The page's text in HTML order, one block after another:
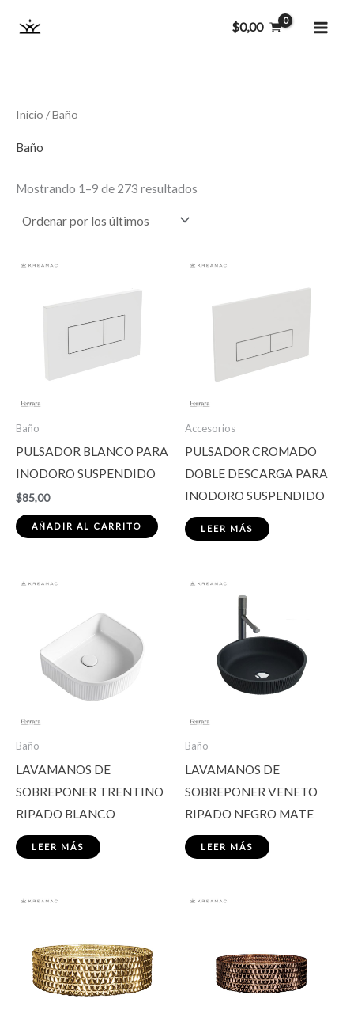
contenido
$0,00
Inicio / Baño
Baño
Mostrando 1–9 de 273 resultados
Baño
PULSADOR BLANCO PARA
INODORO SUSPENDIDO
$85,00
AÑADIR AL CARRITO
Accesorios
PULSADOR CROMADO
DOBLE DESCARGA PARA
INODORO SUSPENDIDO
LEER MÁS
Baño
LAVAMANOS DE
SOBREPONER TRENTINO
RIPADO BLANCO
LEER MÁS
Baño
LAVAMANOS DE
SOBREPONER VENETO
RIPADO NEGRO MATE
LEER MÁS